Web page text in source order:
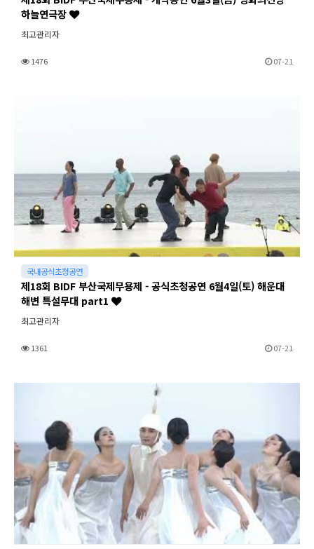
하늘연극장
최고관리자
1476 07-21
국내공식초청공연
제18회 BIDF 부산국제무용제 - 공식초청공연 6월4일(토) 해운대
해변 특설무대 part1
최고관리자
1361 07-21